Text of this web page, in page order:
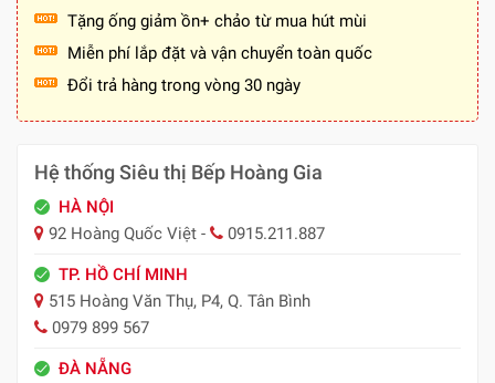
Tặng ống giảm ồn+ chảo từ mua hút mùi
Miễn phí lắp đặt và vận chuyển toàn quốc
Đổi trả hàng trong vòng 30 ngày
Hệ thống Siêu thị Bếp Hoàng Gia
HÀ NỘI
92 Hoàng Quốc Việt -
0915.211.887
TP. HỒ CHÍ MINH
515 Hoàng Văn Thụ, P4, Q. Tân Bình
0979 899 567
ĐÀ NẴNG